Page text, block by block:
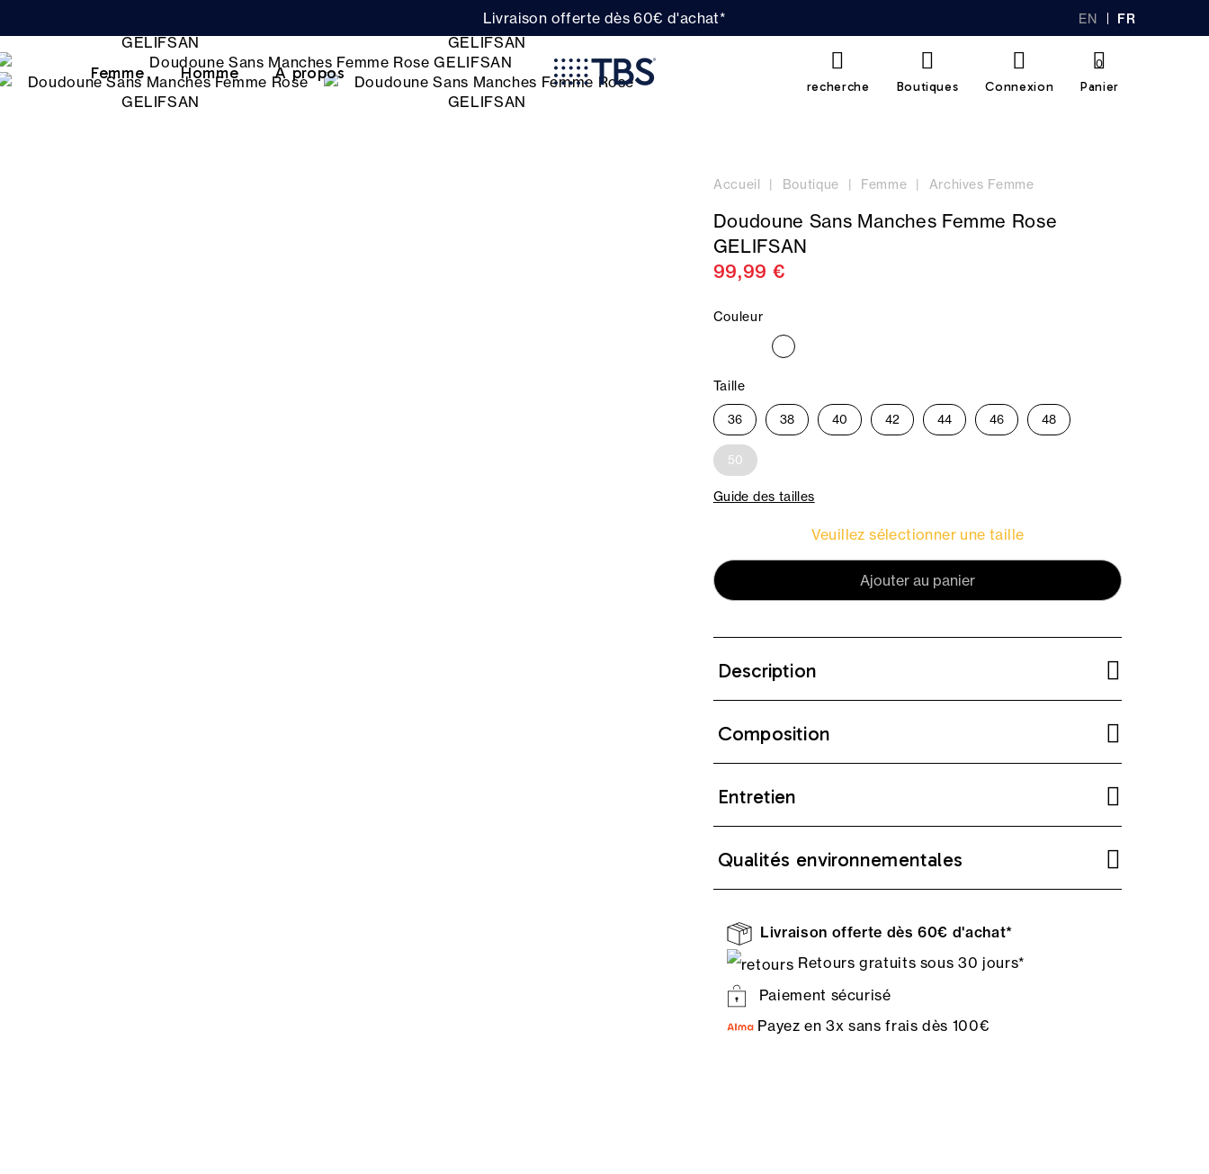
Livraison offerte dès 60€ d'achat* EN FR
Femme Homme A propos
recherche Boutiques Connexion Panier
0
Accueil Boutique Femme Archives Femme
Doudoune Sans Manches Femme Rose
GELIFSAN
99,99 €
Couleur
Taille
36 38 40 42 44 46 48
50
Guide des tailles
Veuillez sélectionner une taille
Ajouter au panier
Description
Composition
Entretien
Qualités environnementales
Livraison offerte dès 60€ d'achat*
Retours gratuits sous 30 jours*
Paiement sécurisé
Payez en 3x sans frais dès 100€